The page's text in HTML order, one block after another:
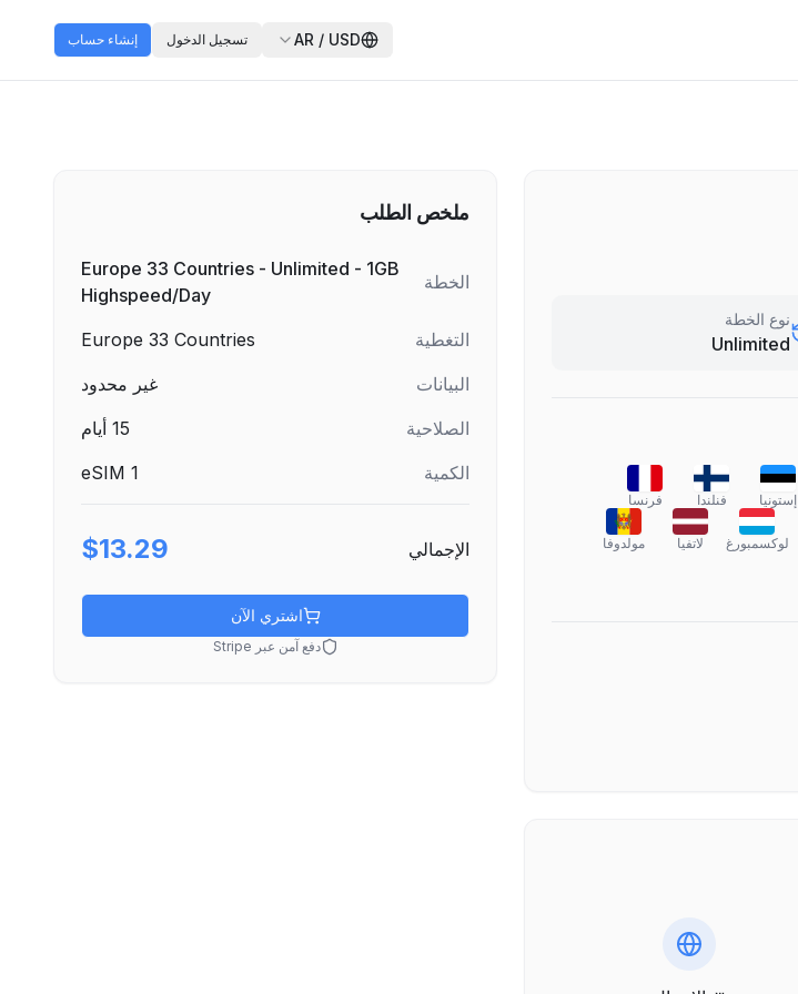
AR / USD تسجيل الدخول إنشاء حساب
نوع الخطة
Unlimited
إستونيا فنلندا فرنسا
لوكسمبورغ لاتفيا مولدوفا
ملخص الطلب
الخطة
Europe 33 Countries - Unlimited - 1GB
Highspeed/Day
التغطية
Europe 33 Countries
البيانات
غير محدود
الصلاحية
15 أيام
الكمية
1
الإجمالي $13.29
اشتري الآن
دفع آمن عبر Stripe